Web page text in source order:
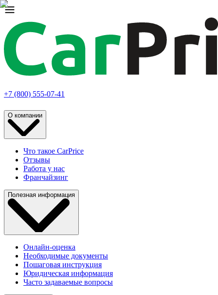
+7 (800) 555-07-41
О компании
Что такое CarPrice
Отзывы
Работа у нас
Франчайзинг
Полезная информация
Онлайн-оценка
Необходимые документы
Пошаговая инструкция
Юридическая информация
Часто задаваемые вопросы